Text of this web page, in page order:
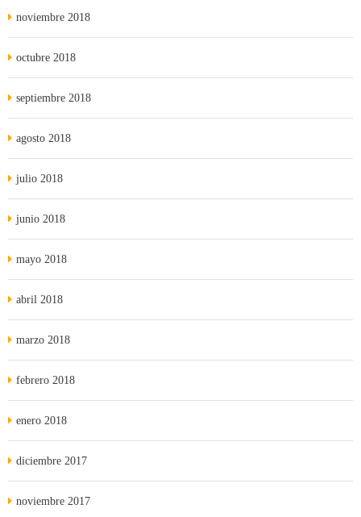
noviembre 2018
octubre 2018
septiembre 2018
agosto 2018
julio 2018
junio 2018
mayo 2018
abril 2018
marzo 2018
febrero 2018
enero 2018
diciembre 2017
noviembre 2017